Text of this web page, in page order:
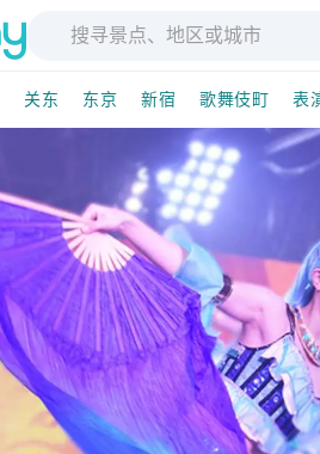
关东 东京 新宿 歌舞伎町 表